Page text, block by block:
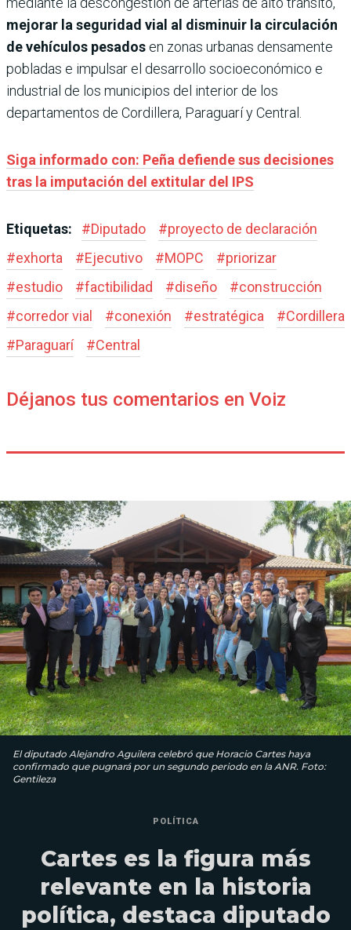
mejorar la seguridad vial al disminuir la circulación
de vehículos pesados en zonas urbanas densamente
pobladas e impulsar el desarrollo socioeconómico e
industrial de los municipios del interior de los
departamentos de Cordillera, Paraguarí y Central.
Siga informado con: Peña defiende sus decisiones
tras la imputación del extitular del IPS
Etiquetas: #Diputado #proyecto de declaración
#exhorta #Ejecutivo #MOPC #priorizar
#estudio #factibilidad #diseño #construcción
#corredor vial #conexión #estratégica #Cordillera
#Paraguarí #Central
Déjanos tus comentarios en Voiz
El diputado Alejandro Aguilera celebró que Horacio Cartes haya
confirmado que pugnará por un segundo periodo en la ANR. Foto:
Gentileza
POLÍTICA
Cartes es la figura más
relevante en la historia
política, destaca diputado